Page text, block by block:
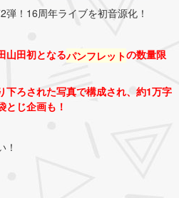
弾！16周年ライブを初音源化！
山田初となるパンフレットの数量限
下ろされた写真で構成され、約1万字
とじ企画も！
！